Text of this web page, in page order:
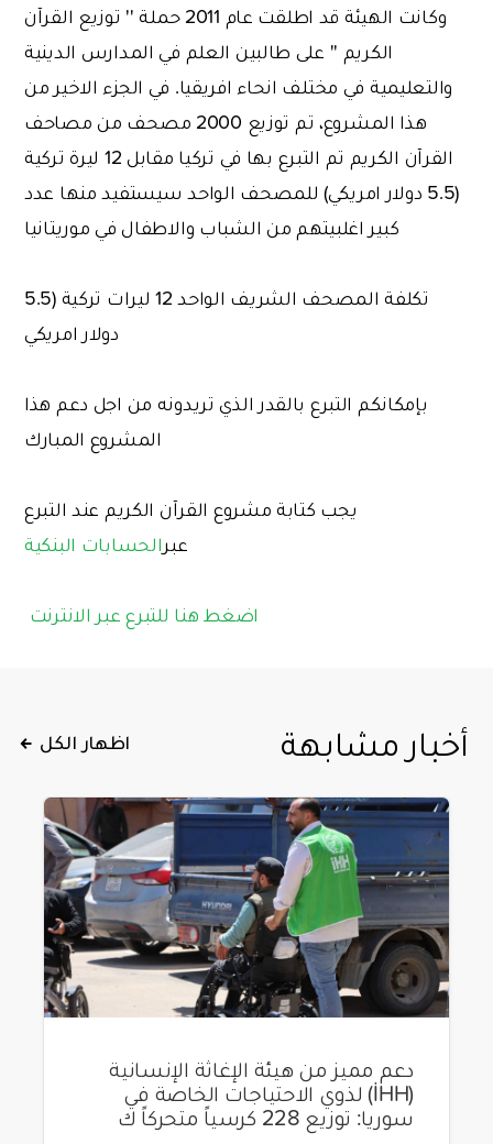
وكانت الهيئة قد اطلقت عام 2011 حملة '' توزيع القرآن
الكريم '' على طالبين العلم في المدارس الدينية
والتعليمية في مختلف انحاء افريقيا. في الجزء الاخير من
هذا المشروع، تم توزيع 2000 مصحف من مصاحف
القرآن الكريم تم التبرع بها في تركيا مقابل 12 ليرة تركية
(5.5 دولار امريكي) للمصحف الواحد سيستفيد منها عدد
كبير اغلبيتهم من الشباب والاطفال في موريتانيا
تكلفة المصحف الشريف الواحد 12 ليرات تركية (5.5
دولار امريكي
بإمكانكم التبرع بالقدر الذي تريدونه من اجل دعم هذا
المشروع المبارك
يجب كتابة مشروع القرآن الكريم عند التبرع
عبرالحسابات البنكية
اضغط هنا للتبرع عبر الانترنت
أخبار مشابهة اظهار الكل
دعم مميز من هيئة الإغاثة الإنسانية
(İHH) لذوي الاحتياجات الخاصة في
سوريا: توزيع 228 كرسياً متحركاً ك